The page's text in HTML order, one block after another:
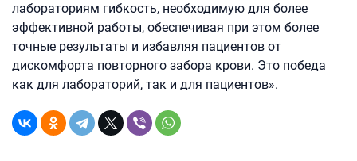
лабораториям гибкость, необходимую для более
эффективной работы, обеспечивая при этом более
точные результаты и избавляя пациентов от
дискомфорта повторного забора крови. Это победа
как для лабораторий, так и для пациентов».